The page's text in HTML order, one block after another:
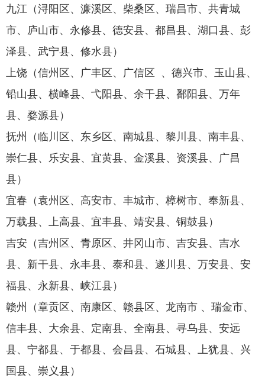
九江（浔阳区、濂溪区、柴桑区、瑞昌市、共青城
市、庐山市、永修县、德安县、都昌县、湖口县、彭
泽县、武宁县、修水县）
上饶（信州区、广丰区、广信区 、德兴市、玉山县、
铅山县、横峰县、弋阳县、余干县、鄱阳县、万年
县、婺源县）
抚州（临川区、东乡区、南城县、黎川县、南丰县、
崇仁县、乐安县、宜黄县、金溪县、资溪县、广昌
县）
宜春（袁州区、高安市、丰城市、樟树市、奉新县、
万载县、上高县、宜丰县、靖安县、铜鼓县）
吉安（吉州区、青原区、井冈山市、吉安县、吉水
县、新干县、永丰县、泰和县、遂川县、万安县、安
福县、永新县、峡江县）
赣州（章贡区、南康区、赣县区、龙南市 、瑞金市、
信丰县、大余县、定南县、全南县、寻乌县、安远
县、宁都县、于都县、会昌县、石城县、上犹县、兴
国县、崇义县）